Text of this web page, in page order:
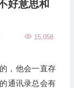
好意思和
15,058
，他会一直存
通讯录总会有